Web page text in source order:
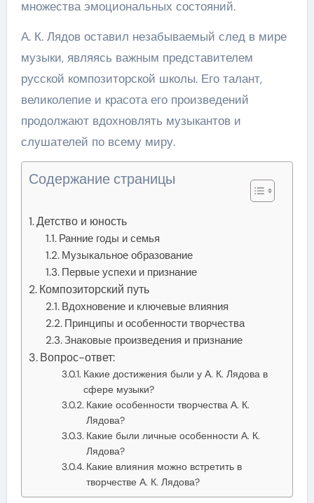
множества эмоциональных состояний.
А. К. Лядов оставил незабываемый след в мире
музыки, являясь важным представителем
русской композиторской школы. Его талант,
великолепие и красота его произведений
продолжают вдохновлять музыкантов и
слушателей по всему миру.
Содержание страницы
Детство и юность
Ранние годы и семья
Музыкальное образование
Первые успехи и признание
Композиторский путь
Вдохновение и ключевые влияния
Принципы и особенности творчества
Знаковые произведения и признание
Вопрос-ответ:
Какие достижения были у А. К. Лядова в
сфере музыки?
Какие особенности творчества А. К.
Лядова?
Какие были личные особенности А. К.
Лядова?
Какие влияния можно встретить в
творчестве А. К. Лядова?